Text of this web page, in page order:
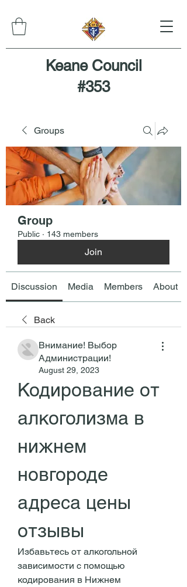
Keane Council
#353
Groups
Group
Public · 143 members
Join
Discussion Media Members About
Back
Внимание! Выбор
Администрации!
August 29, 2023
Кодирование от
алкоголизма в
нижнем
новгороде
адреса цены
отзывы
Избавьтесь от алкогольной
зависимости с помощью
кодирования в Нижнем